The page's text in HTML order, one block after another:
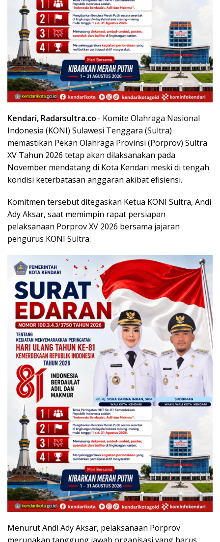
Kendari, Radarsultra.co– Komite Olahraga Nasional
Indonesia (KONI) Sulawesi Tenggara (Sultra)
memastikan Pekan Olahraga Provinsi (Porprov) Sultra
XV Tahun 2026 tetap akan dilaksanakan pada
November mendatang di Kota Kendari meski di tengah
kondisi keterbatasan anggaran akibat efisiensi.
Komitmen tersebut ditegaskan Ketua KONI Sultra, Andi
Ady Aksar, saat memimpin rapat persiapan
pelaksanaan Porprov XV 2026 bersama jajaran
pengurus KONI Sultra.
Menurut Andi Ady Aksar, pelaksanaan Porprov